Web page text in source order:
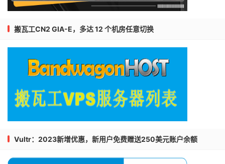
搬瓦工CN2 GIA-E，多达 12 个机房任意切换
Vultr：2023新增优惠，新用户免费赠送250美元账户余额